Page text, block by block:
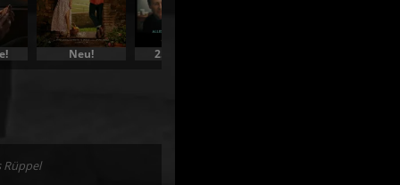
Neu! 2. Woche!
Rüppel